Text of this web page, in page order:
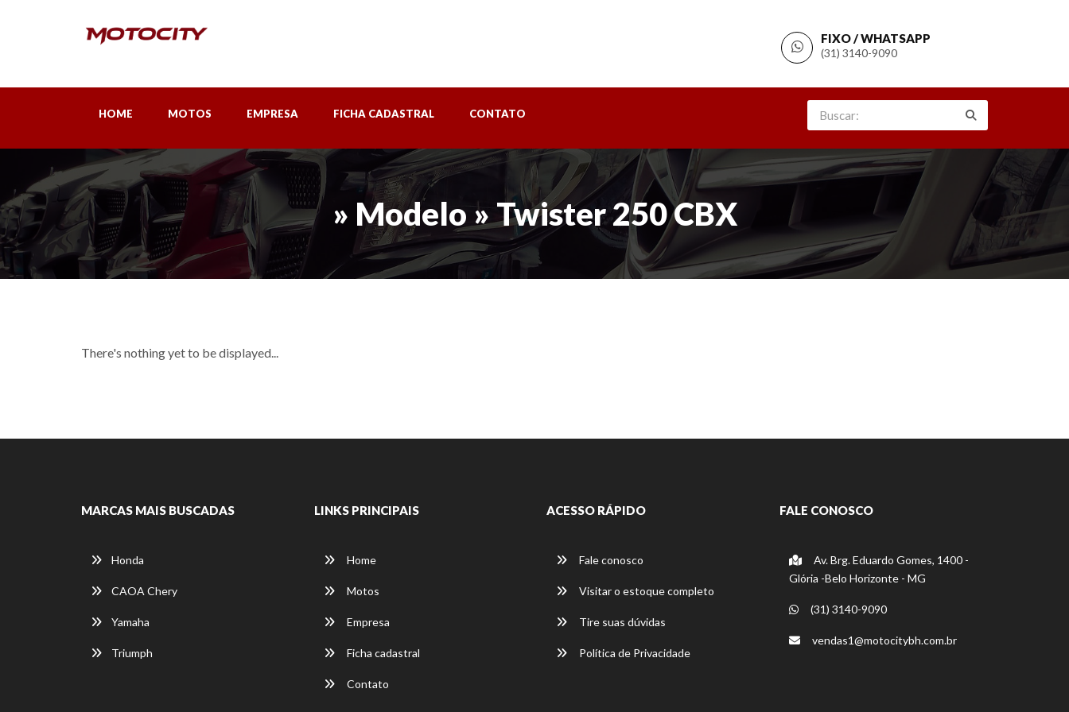
FIXO / WHATSAPP
(31) 3140-9090
HOME MOTOS EMPRESA FICHA CADASTRAL CONTATO
» Modelo » Twister 250 CBX
There's nothing yet to be displayed...
MARCAS MAIS BUSCADAS
Honda
CAOA Chery
Yamaha
Triumph
LINKS PRINCIPAIS
Home
Motos
Empresa
Ficha cadastral
Contato
ACESSO RÁPIDO
Fale conosco
Visitar o estoque completo
Tire suas dúvidas
Política de Privacidade
FALE CONOSCO
Av. Brg. Eduardo Gomes, 1400 -
Glória -Belo Horizonte - MG
(31) 3140-9090
vendas1@motocitybh.com.br